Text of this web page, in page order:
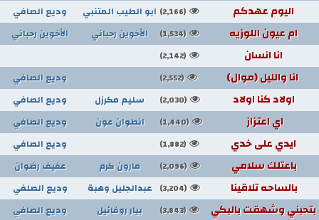
اليوم عهدكم (2,166) ابو الطيب المتنبي وديع الصافي
ام عيون اللوزيه (1,534) الأخوين رحباني الأخوين رحباني
انا انسان (2,142)
انا والليل (موال) (2,552) وديع الصافي
اولاد كنا اولاد (2,030) سليم مكرزل وديع الصافي
اي اعتزاز (1,440) انطوان عون وديع الصافي
ايدي على خدي (1,882) وديع الصافي
باعتلك سلامي (2,096) مارون كرم عفيف رضوان
بالساحه تلاقينا (3,204) عبدالجليل وهبة وديع الصلفي
بتحبني وشهقت بالبكي (3,843) بيار روفائيل وديع الصافي